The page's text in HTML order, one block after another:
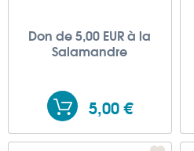
Don de 5,00 EUR à la
Salamandre
5,00 €